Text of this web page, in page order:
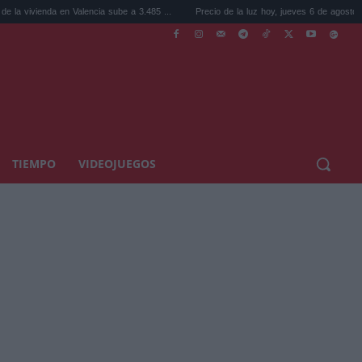
Valencia sube a 3.485 ... Precio de la luz hoy, jueves 6 de agosto: la hora ...
TIEMPO VIDEOJUEGOS